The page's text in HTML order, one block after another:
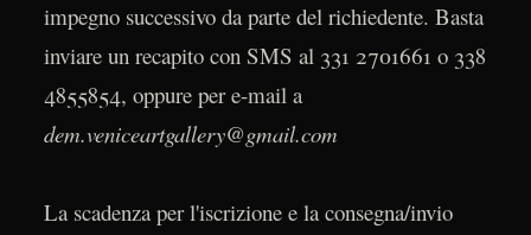
impegno successivo da parte del richiedente. Basta
inviare un recapito con SMS al 331 2701661 o 338
4855854, oppure per e-mail a
dem.veniceartgallery@gmail.com
La scadenza per l'iscrizione e la consegna/invio